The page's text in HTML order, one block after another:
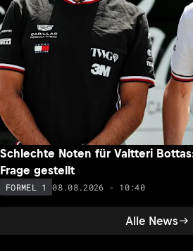
Alle News
Schlechte Noten für Valtteri
Frage gestellt
FORMEL 1 08.08.2026 - 10:40